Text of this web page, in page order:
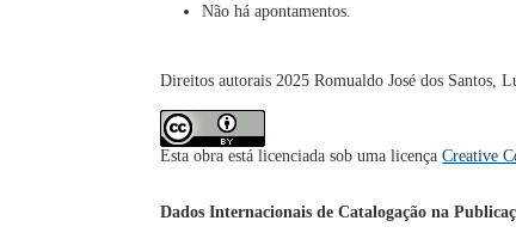
Não há apontamentos.
Direitos autorais 2025 Romualdo José dos Santos,
Esta obra está licenciada sob uma licençaCreative
Dados Internacionais de Catalogação na